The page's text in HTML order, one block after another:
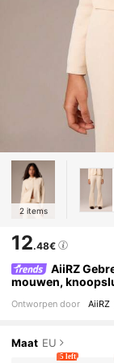
2 items
12.48€
AiiRZ
mouwen,
t-winter
Ontworpen door AiiRZ
Maat EU
5 left